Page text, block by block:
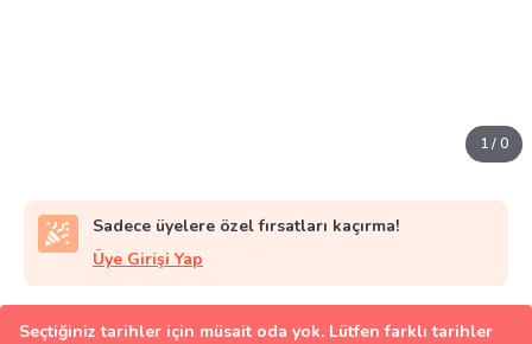
1/0
Sadece üyelere özel fırsatları kaçırma!
Üye Girişi Yap
Seçtiğiniz tarihler için müsait oda yok. Lütfen farklı tarihler